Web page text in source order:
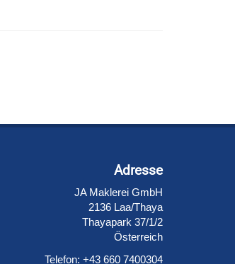
Adresse
JA Maklerei GmbH
2136 Laa/Thaya
Thayapark 37/1/2
Österreich
Telefon: +43 660 7400304